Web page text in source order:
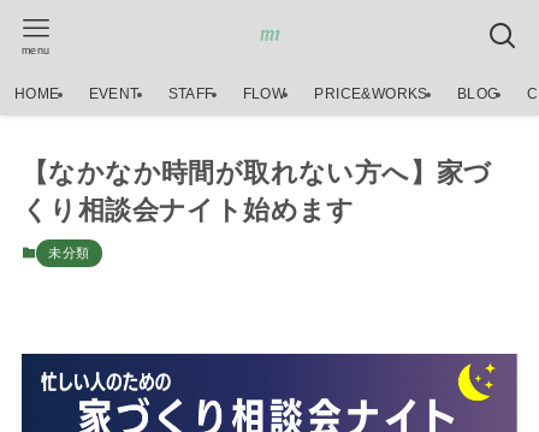
menu
HOME EVENT STAFF FLOW PRICE&WORKS BLOG
【なかなか時間が取れない方へ】家づ
くり相談会ナイト始めます
未分類